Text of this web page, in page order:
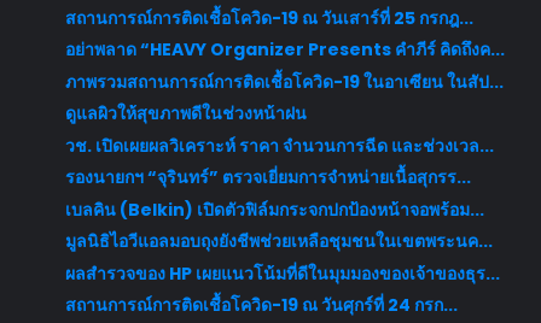
สถานการณ์การติดเชื้อโควิด-19 ณ วันเสาร์ที่ 25 กรกฎ...
อย่าพลาด​ “HEAVY Organizer Presents คำภีร์ คิดถึงค...
ภาพรวมสถานการณ์การติดเชื้อโควิด-19 ในอาเซียน ในสัป...
ดูแลผิวให้สุขภาพดีในช่วงหน้าฝน
วช. เปิดเผยผลวิเคราะห์ ราคา จำนวนการฉีด และช่วงเวล...
รองนายกฯ “จุรินทร์” ตรวจเยี่ยมการจำหน่ายเนื้อสุกรร...
เบลคิน (Belkin) เปิดตัวฟิล์มกระจกปกป้องหน้าจอพร้อม...
มูลนิธิไอวีแอลมอบถุงยังชีพช่วยเหลือชุมชนในเขตพระนค...
ผลสำรวจของ HP เผยแนวโน้มที่ดีในมุมมองของเจ้าของธุร...
สถานการณ์การติดเชื้อโควิด-19 ณ วันศุกร์ที่ 24 กรก...